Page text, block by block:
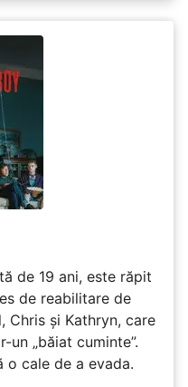
de 19 ani, este răpit
de reabilitare de
Chris și Kathryn, care
„băiat cuminte”.
o cale de a evada.